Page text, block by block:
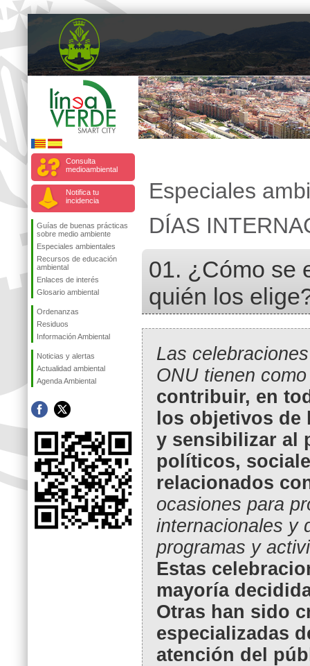
Consulta
medioambiental
Notifica tu
incidencia
Guías de buenas prácticas
sobre medio ambiente
Especiales ambientales
Recursos de educación
ambiental
Enlaces de interés
Glosario ambiental
Ordenanzas
Residuos
Información Ambiental
Noticias y alertas
Actualidad ambiental
Agenda Ambiental
Especiales
DÍAS
01. ¿Cómo se
quién los
Las
ONU tienen
contribuir, en
los objetivos de
y sensibilizar al
políticos,
relacionados
ocasiones para
internacionales y
programas y
Estas
mayoría
Otras han sido
especializadas
atención del